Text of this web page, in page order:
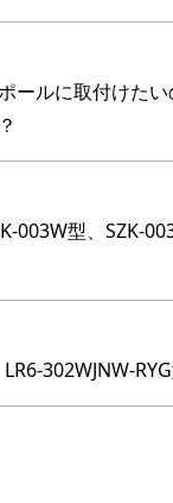
ールに取付けた
型、SZK-
302WJNW-